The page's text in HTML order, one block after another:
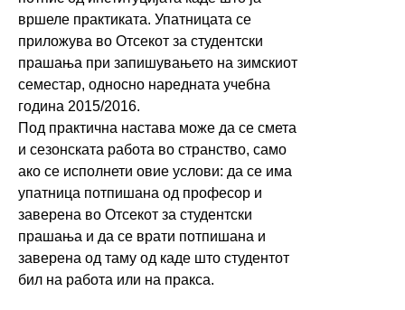
вршеле практиката. Упатницата се
приложува во Отсекот за студентски
прашања при запишувањето на зимскиот
семестар, односно наредната учебна
година 2015/2016.
Под практична настава може да се смета
и сезонската работа во странство, само
ако се исполнети овие услови: да се има
упатница потпишана од професор и
заверена во Отсекот за студентски
прашања и да се врати потпишана и
заверена од таму од каде што студентот
бил на работа или на пракса.